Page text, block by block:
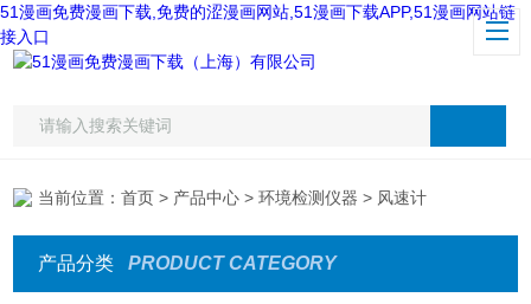
51漫画免费漫画下载,免费的涩漫画网站,51漫画下载APP,51漫画网站链
接入口
当前位置：首页 > 产品中心 >环境检测仪器 > 风速计
产品分类 PRODUCT CATEGORY